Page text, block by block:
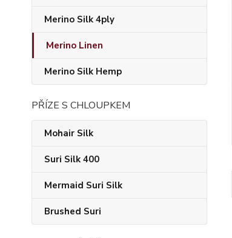
Merino Silk 4ply
Merino Linen
Merino Silk Hemp
PŘÍZE S CHLOUPKEM
Mohair Silk
Suri Silk 400
Mermaid Suri Silk
Brushed Suri